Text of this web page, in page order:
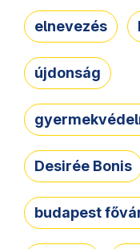
elnevezés
újdonság
Desirée Bonis
budapest